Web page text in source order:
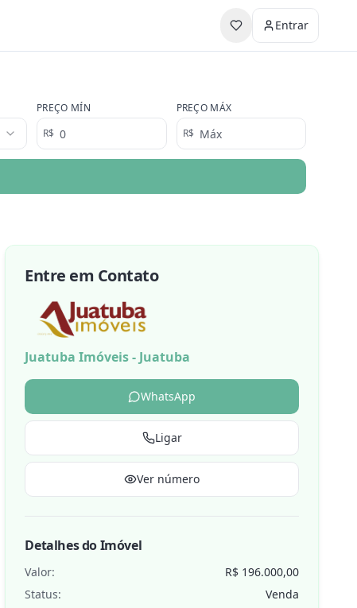
Entrar
PREÇO MÍN
R$
PREÇO MÁX
R$
Entre em Contato
Juatuba Imóveis - Juatuba
WhatsApp
Ligar
Ver número
Detalhes do Imóvel
Valor:
R$ 196.000,00
Status:
Venda